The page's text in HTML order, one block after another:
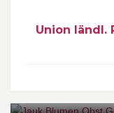
Union ländl.